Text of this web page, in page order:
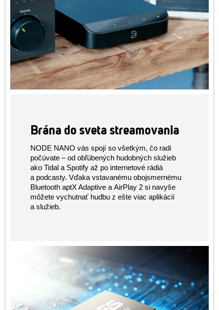
Brána do sveta streamovania
NODE NANO vás spojí so všetkým, čo radi
počúvate – od obľúbených hudobných služieb
ako Tidal a Spotify až po internetové rádiá
a podcasty. Vďaka vstavanému obojsmernému
Bluetooth aptX Adaptive a AirPlay 2 si navyše
môžete vychutnať hudbu z ešte viac aplikácií
a služieb.